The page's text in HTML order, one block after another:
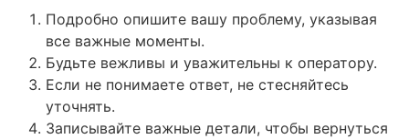
Подробно опишите вашу проблему, указывая
все важные моменты.
Будьте вежливы и уважительны к оператору.
Если не понимаете ответ, не стесняйтесь
уточнять.
Записывайте важные детали, чтобы вернуться